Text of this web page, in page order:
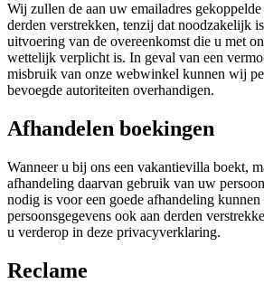
Wij zullen de aan uw emailadres gekoppelde
derden verstrekken, tenzij dat noodzakelijk
uitvoering van de overeenkomst die u met
wettelijk verplicht is. In geval van een
misbruik van onze webwinkel kunnen wij
bevoegde autoriteiten overhandigen.
Afhandelen boekingen
Wanneer u bij ons een vakantievilla boekt,
afhandeling daarvan gebruik van uw
nodig is voor een goede afhandeling
persoonsgegevens ook aan derden
u verderop in deze privacyverklaring.
Reclame